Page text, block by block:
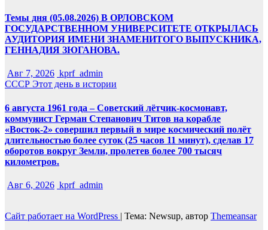
Темы дня (05.08.2026) В ОРЛОВСКОМ
ГОСУДАРСТВЕННОМ УНИВЕРСИТЕТЕ ОТКРЫЛАСЬ
АУДИТОРИЯ ИМЕНИ ЗНАМЕНИТОГО ВЫПУСКНИКА,
ГЕННАДИЯ ЗЮГАНОВА.
Авг 7, 2026 kprf_admin
СССР Этот день в истории
6 августа 1961 года – Советский лётчик-космонавт,
коммунист Герман Степанович Титов на корабле
«Восток-2» совершил первый в мире космический полёт
длительностью более суток (25 часов 11 минут), сделав 17
оборотов вокруг Земли, пролетев более 700 тысяч
километров.
Авг 6, 2026 kprf_admin
Сайт работает на WordPress | Тема: Newsup, автор Themeansar